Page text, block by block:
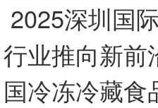
2025深圳国
行业推向新前
国冷冻冷藏